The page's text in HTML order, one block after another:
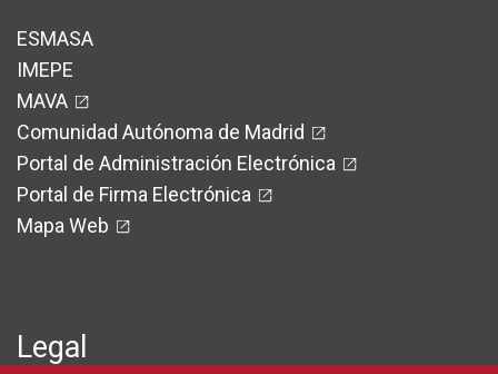
ESMASA
IMEPE
MAVA
Comunidad Autónoma de Madrid
Portal de Administración Electrónica
Portal de Firma Electrónica
Mapa Web
Legal